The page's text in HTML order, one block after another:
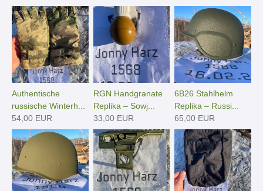
Authentische
russische Winterh...
54,00 EUR
RGN Handgranate
Replika – Sowj...
33,00 EUR
6B26 Stahlhelm
Replika – Russi...
65,00 EUR